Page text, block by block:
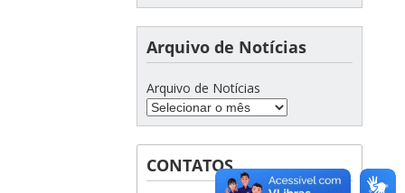
Arquivo de Notícias
Arquivo de Notícias
CONTATOS